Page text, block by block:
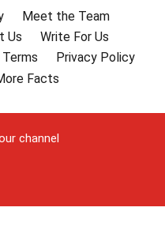
Meet the Team
Us
Write For Us
Terms
Privacy Policy
Facts
channel